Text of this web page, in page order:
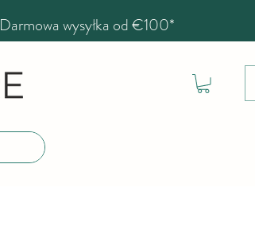
Darmowa wysyłka od €100*